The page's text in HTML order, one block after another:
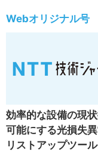
Webオリジナル号
効率的な設備の現
可能にする光損失
リストアップツール